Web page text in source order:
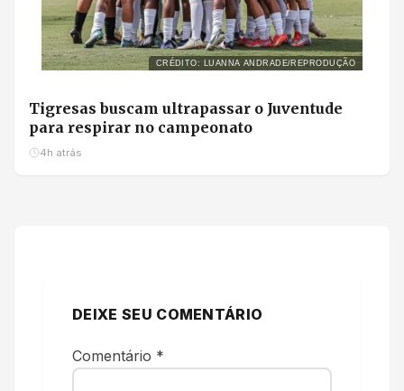
CRÉDITO: LUANNA ANDRADE/REPRODUÇÃO
Tigresas buscam ultrapassar o Juventude
para respirar no campeonato
4h atrás
DEIXE SEU COMENTÁRIO
Comentário *